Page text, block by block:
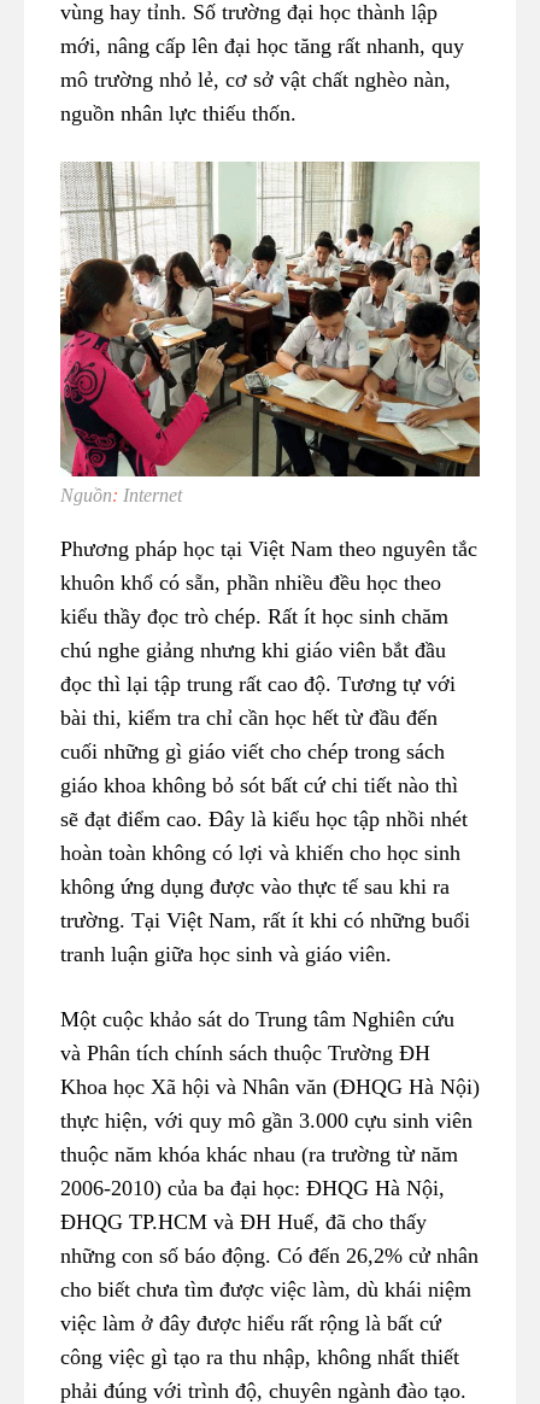
vùng hay tỉnh. Số trường đại học thành lập
mới, nâng cấp lên đại học tăng rất nhanh, quy
mô trường nhỏ lẻ, cơ sở vật chất nghèo nàn,
nguồn nhân lực thiếu thốn.
Nguồn: Internet
Phương pháp học tại Việt Nam theo nguyên tắc
khuôn khổ có sẵn, phần nhiều đều học theo
kiểu thầy đọc trò chép. Rất ít học sinh chăm
chú nghe giảng nhưng khi giáo viên bắt đầu
đọc thì lại tập trung rất cao độ. Tương tự với
bài thi, kiểm tra chỉ cần học hết từ đầu đến
cuối những gì giáo viết cho chép trong sách
giáo khoa không bỏ sót bất cứ chi tiết nào thì
sẽ đạt điểm cao. Đây là kiểu học tập nhồi nhét
hoàn toàn không có lợi và khiến cho học sinh
không ứng dụng được vào thực tế sau khi ra
trường. Tại Việt Nam, rất ít khi có những buổi
tranh luận giữa học sinh và giáo viên.
Một cuộc khảo sát do Trung tâm Nghiên cứu
và Phân tích chính sách thuộc Trường ĐH
Khoa học Xã hội và Nhân văn (ĐHQG Hà Nội)
thực hiện, với quy mô gần 3.000 cựu sinh viên
thuộc năm khóa khác nhau (ra trường từ năm
2006-2010) của ba đại học: ĐHQG Hà Nội,
ĐHQG TP.HCM và ĐH Huế, đã cho thấy
những con số báo động. Có đến 26,2% cử nhân
cho biết chưa tìm được việc làm, dù khái niệm
việc làm ở đây được hiểu rất rộng là bất cứ
công việc gì tạo ra thu nhập, không nhất thiết
phải đúng với trình độ, chuyên ngành đào tạo.